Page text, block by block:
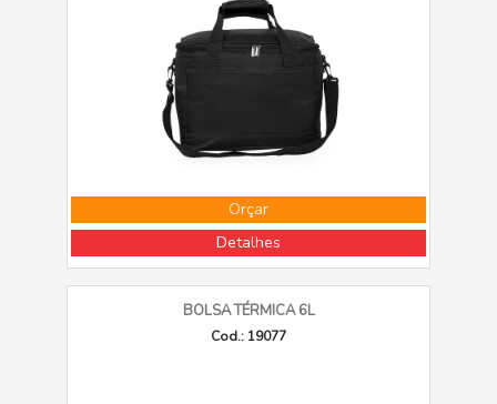
Orçar
Detalhes
BOLSA TÉRMICA 6L
Cod.: 19077